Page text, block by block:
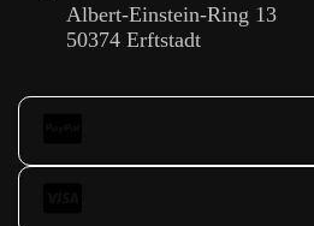
Albert-Einstein-Ring 13
50374 Erftstadt